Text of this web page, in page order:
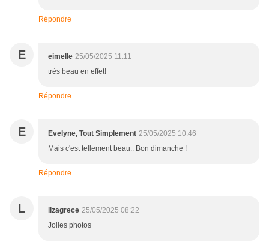
Répondre
E eimelle 25/05/2025 11:11
très beau en effet!
Répondre
E Evelyne, Tout Simplement 25/05/2025 10:46
Mais c'est tellement beau.. Bon dimanche !
Répondre
L lizagrece 25/05/2025 08:22
Jolies photos